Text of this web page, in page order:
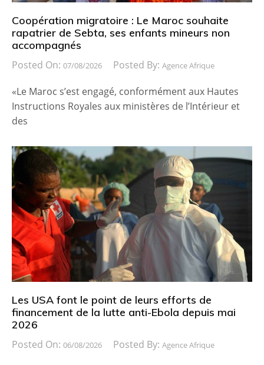
Coopération migratoire : Le Maroc souhaite
rapatrier de Sebta, ses enfants mineurs non
accompagnés
Posted On: 07/08/2026 Posted By: Agence Afrique
«Le Maroc s’est engagé, conformément aux Hautes
Instructions Royales aux ministères de l’Intérieur et
des
Les USA font le point de leurs efforts de
financement de la lutte anti-Ebola depuis mai
2026
Posted On: 06/08/2026 Posted By: Agence Afrique